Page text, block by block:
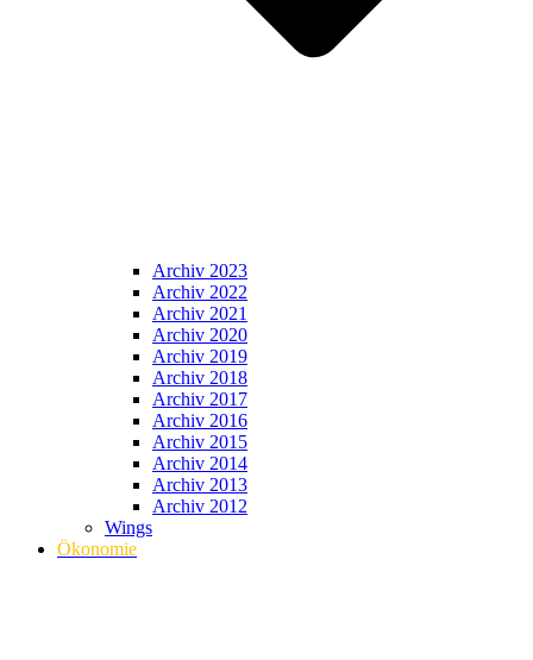
Archiv 2023
Archiv 2022
Archiv 2021
Archiv 2020
Archiv 2019
Archiv 2018
Archiv 2017
Archiv 2016
Archiv 2015
Archiv 2014
Archiv 2013
Archiv 2012
Wings
Ökonomie